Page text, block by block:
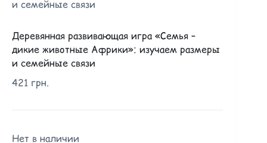
и семейные связи
Деревянная развивающая игра «Семья –
дикие животные Африки»: изучаем размеры
и семейные связи
421 грн.
Нет в наличии